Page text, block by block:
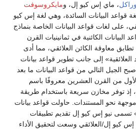
، ماي إس كيو إل، ومايكروسوفت
قواعد البيانات السائدة، وهي لغة إس كيو
على لغات قواعد البيانات الخاصة بنماذج
البيانات الكائنية في ثمانينيات القرن
معاوقة الكائن العلائقي، مما أدى
إلى جانب تطوير قواعد بيانات
أصبح الجيل التالي من قواعد البيانات ما بعد
الأول من القرن العشرين معروفًا باسم
إذ توفر مخازن سريعة باستخدام طريقة
نحو المستندات. حاولت قواعد بيانات
تسمى نيو إس كيو إل تقديم تطبيقات
كيو إل/العلائقي وسعت لتحقيق الأداء